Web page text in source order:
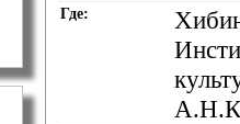
Где: